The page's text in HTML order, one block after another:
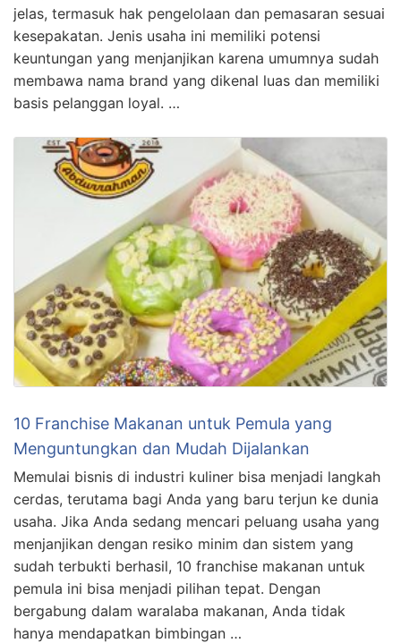
jelas, termasuk hak pengelolaan dan pemasaran sesuai
kesepakatan. Jenis usaha ini memiliki potensi
keuntungan yang menjanjikan karena umumnya sudah
membawa nama brand yang dikenal luas dan memiliki
basis pelanggan loyal. …
10 Franchise Makanan untuk Pemula yang
Menguntungkan dan Mudah Dijalankan
Memulai bisnis di industri kuliner bisa menjadi langkah
cerdas, terutama bagi Anda yang baru terjun ke dunia
usaha. Jika Anda sedang mencari peluang usaha yang
menjanjikan dengan resiko minim dan sistem yang
sudah terbukti berhasil, 10 franchise makanan untuk
pemula ini bisa menjadi pilihan tepat. Dengan
bergabung dalam waralaba makanan, Anda tidak
hanya mendapatkan bimbingan …